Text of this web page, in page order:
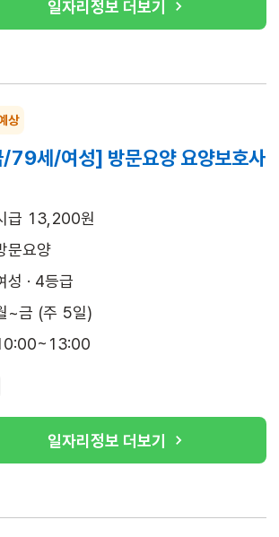
일자리정보 더보기
상
79세/여성] 방문요양 요양보호사
급 13,200원
문요양
성 · 4등급
~금 (주 5일)
일자리정보 더보기